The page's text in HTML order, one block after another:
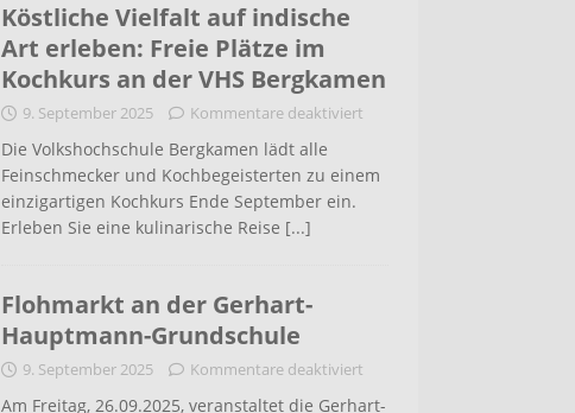
Köstliche Vielfalt auf indische
Art erleben: Freie Plätze im
Kochkurs an der VHS Bergkamen
9. September 2025 Kommentare deaktiviert
Die Volkshochschule Bergkamen lädt alle
Feinschmecker und Kochbegeisterten zu einem
einzigartigen Kochkurs Ende September ein.
Erleben Sie eine kulinarische Reise [...]
Flohmarkt an der Gerhart-
Hauptmann-Grundschule
9. September 2025 Kommentare deaktiviert
Am Freitag, 26.09.2025, veranstaltet die Gerhart-